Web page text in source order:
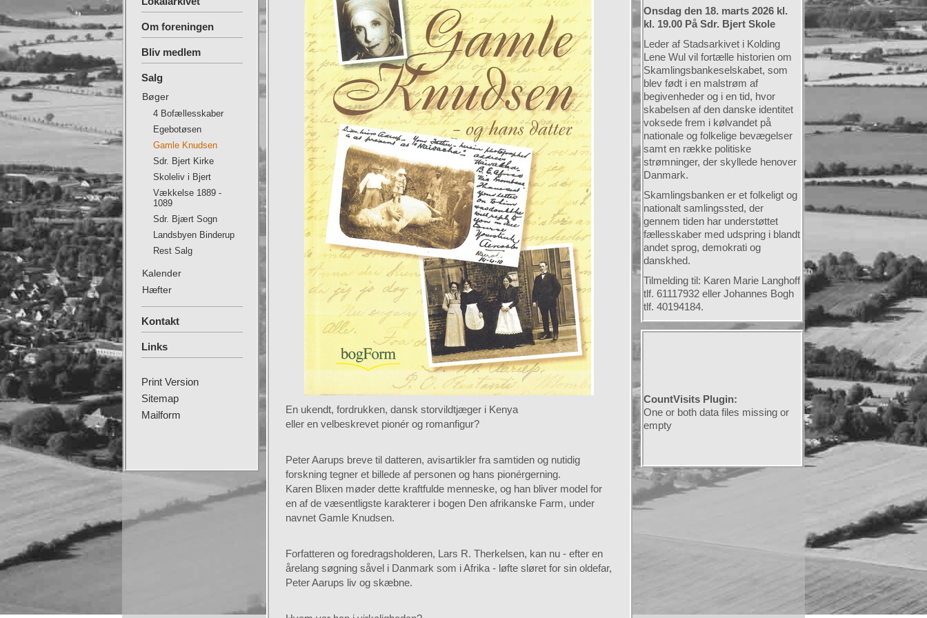
Om foreningen
Bliv medlem
Salg
Bøger
4 Bofællesskaber
Egebotøsen
Gamle Knudsen
Sdr. Bjert Kirke
Skoleliv i Bjert
Vækkelse 1889 -
1089
Sdr. Bjært Sogn
Landsbyen Binderup
Rest Salg
Kalender
Hæfter
Kontakt
Links
Print Version
Sitemap
Mailform
En ukendt, fordrukken, dansk storvildtjæger i Kenya
eller en velbeskrevet pionér og romanfigur?
Peter Aarups breve til datteren, avisartikler fra samtiden og nutidig
forskning tegner et billede af personen og hans pionérgerning.
Karen Blixen møder dette kraftfulde menneske, og han bliver model for
en af de væsentligste karakterer i bogen Den afrikanske Farm, under
navnet Gamle Knudsen.
Forfatteren og foredragsholderen, Lars R. Therkelsen, kan nu - efter en
årelang søgning såvel i Danmark som i Afrika - løfte sløret for sin oldefar,
Peter Aarups liv og skæbne.
Onsdag den 18. marts 2026 kl.
kl. 19.00 På Sdr. Bjert Skole
Leder af Stadsarkivet i Kolding
Lene Wul vil fortælle historien om
Skamlingsbankeselskabet, som
blev født i en malstrøm af
begivenheder og i en tid, hvor
skabelsen af den danske identitet
voksede frem i kølvandet på
nationale og folkelige bevægelser
samt en række politiske
strømninger, der skyllede henover
Danmark.
Skamlingsbanken er et folkeligt og
nationalt samlingssted, der
gennem tiden har understøttet
fællesskaber med udspring i blandt
andet sprog, demokrati og
danskhed.
Tilmelding til: Karen Marie Langhoff
tlf. 61117932 eller Johannes Bogh
tlf. 40194184.
CountVisits Plugin:
One or both data files missing or
empty